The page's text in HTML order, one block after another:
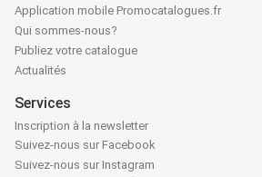
Application mobile Promocatalogues.fr
Qui sommes-nous?
Publiez votre catalogue
Actualités
Services
Inscription à la newsletter
Suivez-nous sur Facebook
Suivez-nous sur Instagram